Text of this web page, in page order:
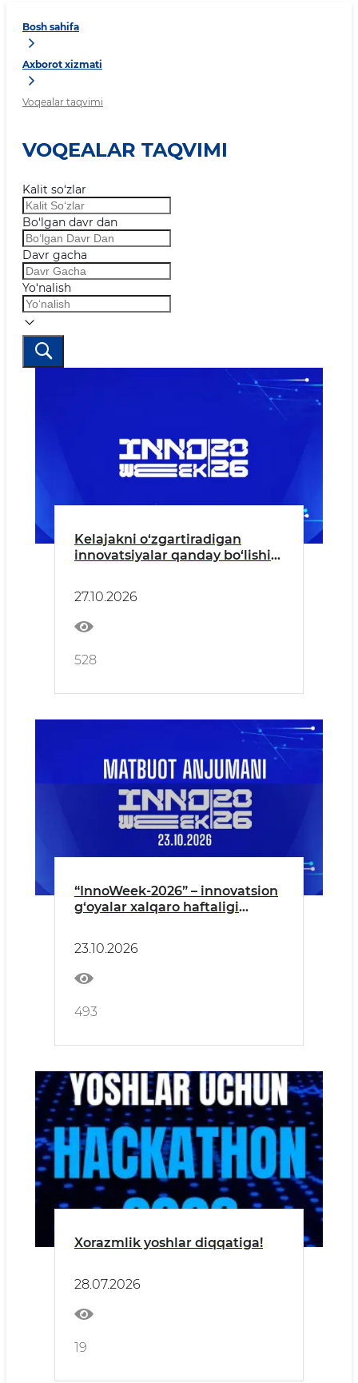
Bosh sahifa
Axborot xizmati
Voqealar taqvimi
VOQEALAR TAQVIMI
Kalit so‘zlar
Bo‘lgan davr dan
Davr gacha
Yo‘nalish
Kelajakni o‘zgartiradigan
innovatsiyalar qanday bo‘lishi
27.10.2026
528
“InnoWeek-2026” – innovatsion
g‘oyalar xalqaro haftaligi
23.10.2026
493
Xorazmlik yoshlar diqqatiga!
28.07.2026
19